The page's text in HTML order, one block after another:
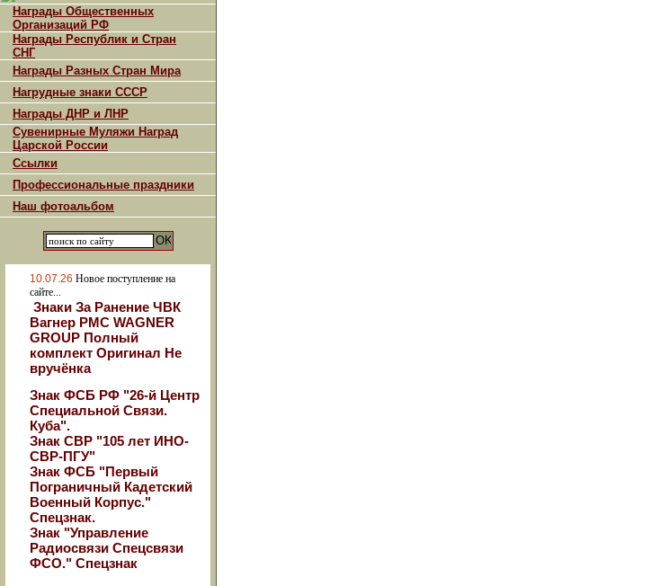
Награды Общественных
Организаций РФ
Награды Республик и Стран
СНГ
Награды Разных Стран Мира
Нагрудные знаки СССР
Награды ДНР и ЛНР
Сувенирные Муляжи Наград
Царской России
Ссылки
Профессиональные праздники
Наш фотоальбом
10.07.26 Новое поступление на
сайте...
Знаки За Ранение ЧВК
Вагнер РМС WAGNER
GROUP Полный
комплект Оригинал Не
вручёнка
Знак ФСБ РФ "26-й Центр
Специальной Связи.
Куба".
Знак СВР "105 лет ИНО-
СВР-ПГУ"
Знак ФСБ "Первый
Пограничный Кадетский
Военный Корпус."
Спецзнак.
Знак "Управление
Радиосвязи Спецсвязи
ФСО." Спецзнак